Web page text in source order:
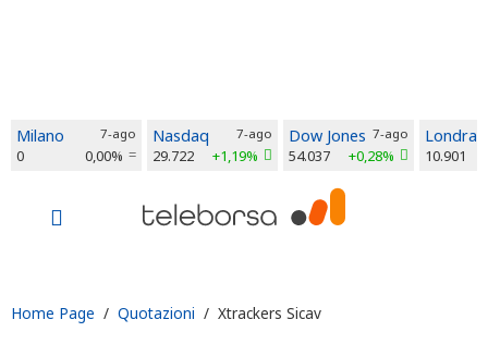
Milano 7-ago
0 0,00%
Nasdaq 7-ago
29.722 +1,19%
Dow Jones 7-ago
54.037 +0,28%
Londra
10.901
Home Page / Quotazioni / Xtrackers Sicav